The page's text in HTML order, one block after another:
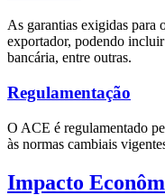
As garantias exigidas para
exportador, podendo
bancária, entre outras.
Regulamentação
O ACE é regulamentado
às normas cambiais
Impacto